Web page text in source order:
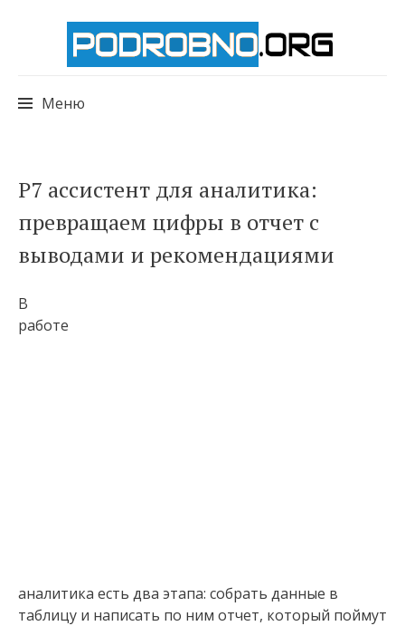
Меню
к
содержимому
Р7 ассистент для аналитика:
превращаем цифры в отчет с
выводами и рекомендациями
В
работе
аналитика есть два этапа: собрать данные в
таблицу и написать по ним отчет, который поймут